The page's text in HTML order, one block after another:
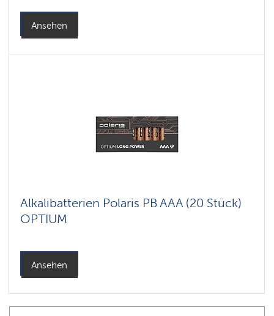
Ansehen
Alkalibatterien Polaris PB AAA (20 Stück)
OPTIUM
Ansehen